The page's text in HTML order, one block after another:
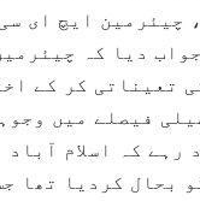
چیئرمین ایچ ای
دیا کہ
تعیناتی کر کے
فیصلے میں
رہے کہ اسلام
بحال کردیا تھا